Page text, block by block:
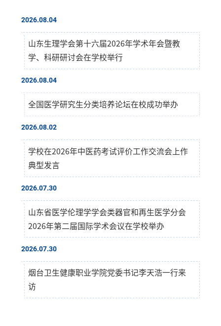
2026.08.04
山东生理学会第十六届2026年学术年会暨教
学、科研研讨会在学校举行
2026.08.04
全国医学研究生分类培养论坛在校成功举办
2026.08.02
学校在2026年中医药考试评价工作交流会上作
典型发言
2026.07.30
山东省医学伦理学学会类器官和再生医学分会
2026年第二届国际学术会议在学校举办
2026.07.30
烟台卫生健康职业学院党委书记李天浩一行来
访